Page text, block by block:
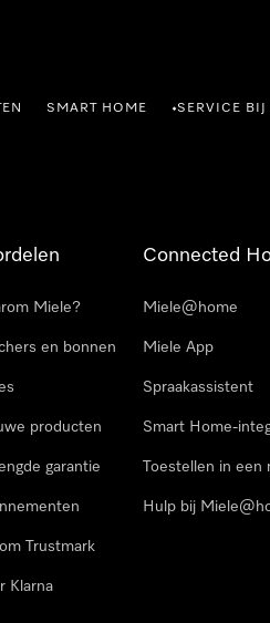
SMART HOME •SERVICE BIJ
Miele?
en bonnen
producten
garantie
Trustmark
Klarna
Connected
Miele@home
Miele App
Spraakassistent
Smart Home-
Toestellen in
Hulp bij